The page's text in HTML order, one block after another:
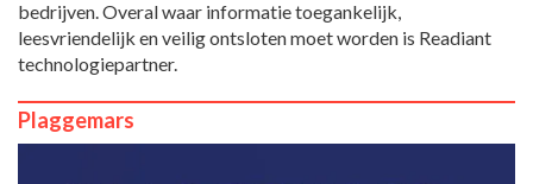
bedrijven. Overal waar informatie toegankelijk,
leesvriendelijk en veilig ontsloten moet worden is Readiant
technologiepartner.
Plaggemars